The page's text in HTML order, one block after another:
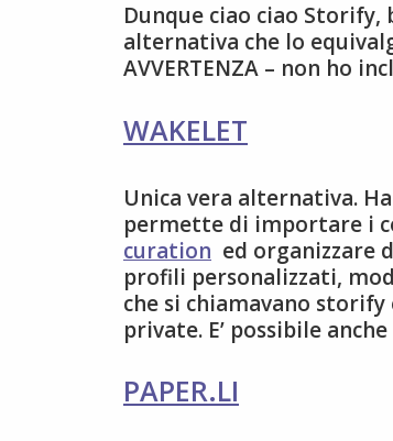
Dunque ciao ciao
alternativa che lo
AVVERTENZA – non ho
WAKELET
Unica vera alternativa.
permette di importare i
curation ed organizzare
profili personalizzati,
che si chiamavano storify
private. E’ possibile
PAPER.LI